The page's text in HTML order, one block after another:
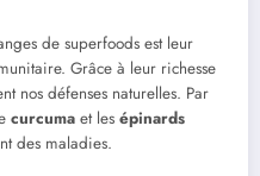
de superfoods est leur
Grâce à leur richesse
nos défenses naturelles. Par
curcuma et les épinards
des maladies.